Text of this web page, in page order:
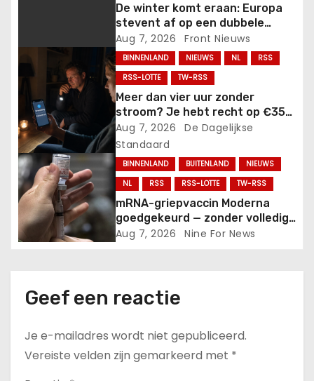
g
a
t
i
e
De winter komt eraan: Europa
stevent af op een dubbele
energiecrisis.
Aug 7, 2026 Front Nieuws
BINNENLAND NIEUWS NL
RSS
RSS-LOTTE
TW-RSS
Meer dan vier uur zonder
stroom? Je hebt recht op €35
en daarna loopt het bedrag
verder op.
Aug 7, 2026
De Dagelijkse
Standaard
BINNENLAND BUITENLAND
NIEUWS
NL
RSS RSS-LOTTE TW-RSS
mRNA-griepvaccin Moderna
goedgekeurd — zonder volledig
veiligheidsonderzoek.
Aug 7, 2026 Nine For News
Geef een reactie
Je e-mailadres wordt niet gepubliceerd.
Vereiste velden zijn gemarkeerd met *